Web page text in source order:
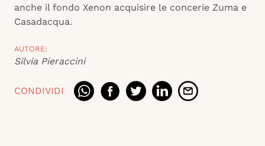
anche il fondo Xenon acquisire le concerie Zuma e
Casadacqua.
AUTORE:
Silvia Pieraccini
CONDIVIDI